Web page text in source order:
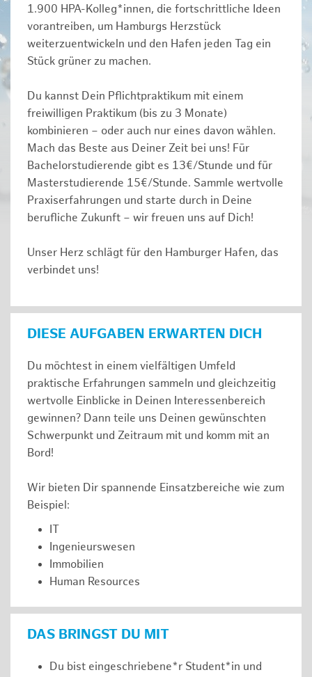
1.900 HPA-Kolleg*innen, die fortschrittliche Ideen
vorantreiben, um Hamburgs Herzstück
weiterzuentwickeln und den Hafen jeden Tag ein
Stück grüner zu machen.
Du kannst Dein Pflichtpraktikum mit einem
freiwilligen Praktikum (bis zu 3 Monate)
kombinieren – oder auch nur eines davon wählen.
Mach das Beste aus Deiner Zeit bei uns! Für
Bachelorstudierende gibt es 13€/Stunde und für
Masterstudierende 15€/Stunde. Sammle wertvolle
Praxiserfahrungen und starte durch in Deine
berufliche Zukunft – wir freuen uns auf Dich!
Unser Herz schlägt für den Hamburger Hafen, das
verbindet uns!
DIESE AUFGABEN ERWARTEN DICH
Du möchtest in einem vielfältigen Umfeld
praktische Erfahrungen sammeln und gleichzeitig
wertvolle Einblicke in Deinen Interessenbereich
gewinnen? Dann teile uns Deinen gewünschten
Schwerpunkt und Zeitraum mit und komm mit an
Bord!
Wir bieten Dir spannende Einsatzbereiche wie zum
Beispiel:
IT
Ingenieurswesen
Immobilien
Human Resources
DAS BRINGST DU MIT
Du bist eingeschriebene*r Student*in und